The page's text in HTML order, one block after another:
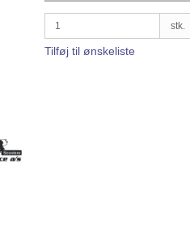
stk.
Tilføj til ønskeliste